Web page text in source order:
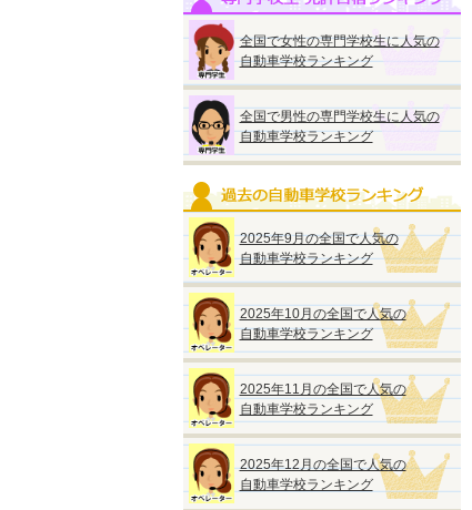
全国で女性の専門学校生に人気の
自動車学校ランキング
全国で男性の専門学校生に人気の
自動車学校ランキング
2025年9月の全国で人気の
自動車学校ランキング
2025年10月の全国で人気の
自動車学校ランキング
2025年11月の全国で人気の
自動車学校ランキング
2025年12月の全国で人気の
自動車学校ランキング